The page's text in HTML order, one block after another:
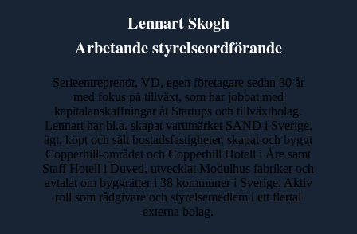
Lennart Skogh
Arbetande styrelseordförande
Serieentreprenör, VD, egen företagare sedan 30 år
med fokus på tillväxt, som har jobbat med
kapitalanskaffningar åt Startups och tillväxtbolag.
Lennart har bl.a. skapat varumärket SAND i Sverige,
ägt, köpt och sålt bostadsfastigheter, skapat och byggt
Copperhill-området och Copperhill Hotell i Åre samt
Staff Hotell i Duved, utvecklat Modulhus fabriker och
avtalat om byggrätter i 38 kommuner i Sverige. Aktiv
roll som rådgivare och styrelsemedlem i ett flertal
externa bolag.